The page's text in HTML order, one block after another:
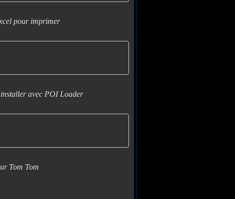
pour imprimer
avec POI Loader
Tom Tom